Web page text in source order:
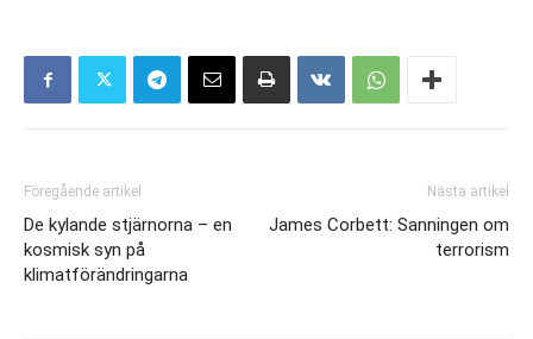
Föregående artikel
De kylande stjärnorna – en
kosmisk syn på
klimatförändringarna
Nästa artikel
James Corbett: Sanningen om
terrorism